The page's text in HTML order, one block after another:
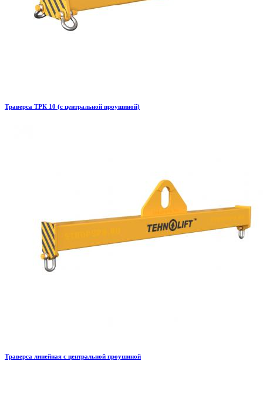
Траверса ТРК 10 (с центральной проушиной)
Траверса линейная с центральной проушиной